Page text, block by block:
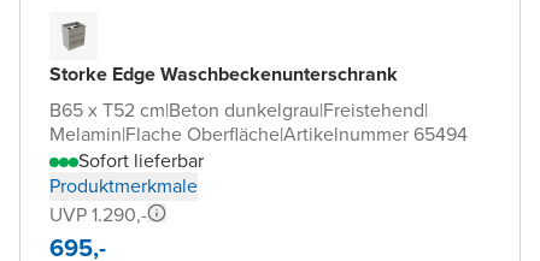
Storke Edge Waschbeckenunterschrank
B65 x T52 cm|Beton dunkelgrau|Freistehend|
Melamin|Flache Oberfläche|Artikelnummer 65494
Sofort lieferbar
Produktmerkmale
UVP 1.290,-
695,-